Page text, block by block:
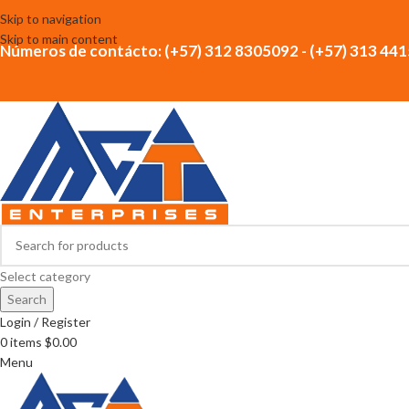
Skip to navigation
Skip to main content
Números de contácto: (+57) 312 8305092 - (+57) 313
Select category
Search
Login / Register
0items $0.00
Menu